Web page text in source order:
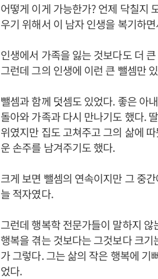
어떻게 이게 가능한가? 언제 닥칠지
우기 위해서 이 남자 인생을 복기하
인생에서 가족을 잃는 것보다도 더
그런데 그의 인생에 이런 큰 뺄셈만
뺄셈과 함께 덧셈도 있었다. 좋은 아
돌아와 가족과 다시 만나기도 했다.
위였지만 집도 고쳐주고 그의 삶에
운 손주를 남겨주기도 했다.
크게 보면 뺄셈의 연속이지만 그 중
늘 적자였다.
그런데 행복학 전문가들이 말하지
행복을 겪는 것보다는 그것보다 크
가 그렇다. 그는 삶의 작은 행복에 기
었다.